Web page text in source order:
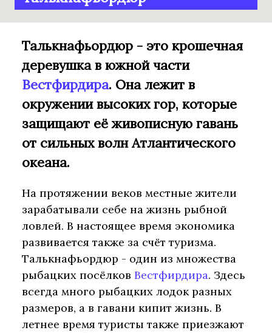
Талькнафьордюр - это крошечная
деревушка в южной части
Вестфирдира. Она лежит в
окружении высоких гор, которые
защищают её живописную гавань
от сильных волн Атлантического
океана.
На протяжении веков местные жители
зарабатывали себе на жизнь рыбной
ловлей. В настоящее время экономика
развивается также за счёт туризма.
Талькнафьордюр - один из множества
рыбацких посёлков Вестфирдира. Здесь
всегда много рыбацких лодок разных
размеров, а в гавани кипит жизнь. В
летнее время туристы также приезжают